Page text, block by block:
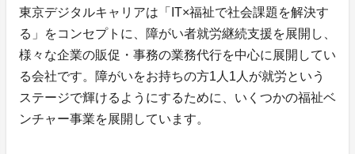
東京デジタルキャリアは「IT×福祉で社会課題を解決す
る」をコンセプトに、障がい者就労継続支援を展開し、
様々な企業の販促・事務の業務代行を中心に展開してい
る会社です。障がいをお持ちの方1人1人が就労という
ステージで輝けるようにするために、いくつかの福祉ベ
ンチャー事業を展開しています。